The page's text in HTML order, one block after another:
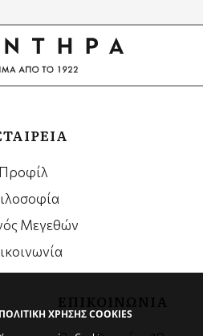
ΠΟΛΙΤΙΚΗ ΧΡΗΣΗΣ COOKIES
Προφίλ
Μεγεθών